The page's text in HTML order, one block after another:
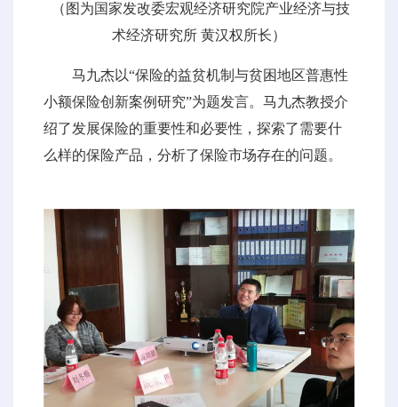
（图为国家发改委宏观经济研究院产业经济与技
术经济研究所 黄汉权所长）
马九杰以“保险的益贫机制与贫困地区普惠性
小额保险创新案例研究”为题发言。马九杰教授介
绍了发展保险的重要性和必要性，探索了需要什
么样的保险产品，分析了保险市场存在的问题。